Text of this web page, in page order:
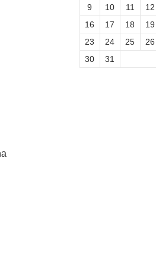
9
10 11 12
16
17 18 19
23
24 25 26
30
31